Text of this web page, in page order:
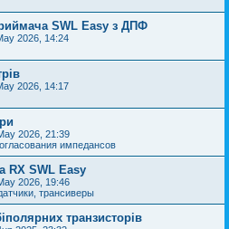
SWL Easy з ДПФ
2026, 14:24
2026, 14:17
2026, 21:39
импедансов
RX SWL Easy
2026, 19:46
трансиверы
транзисторів